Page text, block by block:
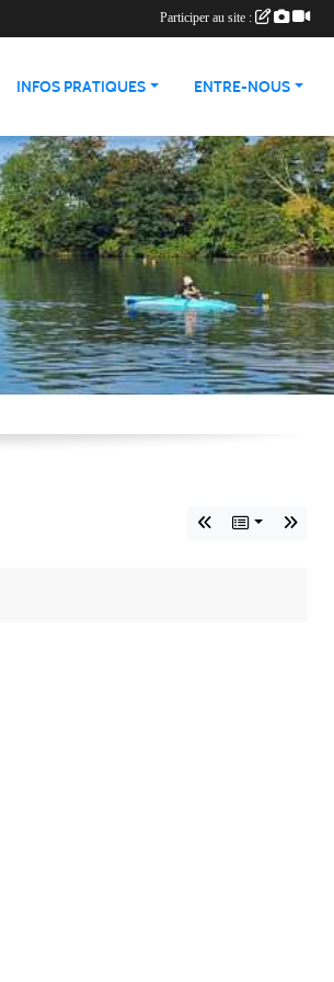
INFOS PRATIQUES ENTRE-NOUS
Participer au site :